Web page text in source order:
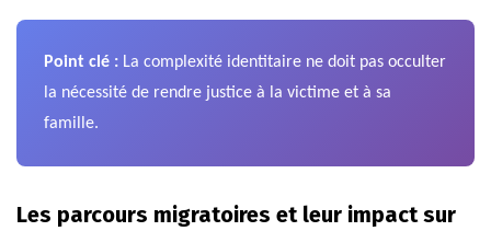
Point clé : La complexité identitaire ne doit pas occulter
la nécessité de rendre justice à la victime et à sa
famille.
Les parcours migratoires et leur impact sur